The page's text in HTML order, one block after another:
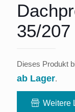
35/207
Dieses Produkt
ab Lager.
Weitere